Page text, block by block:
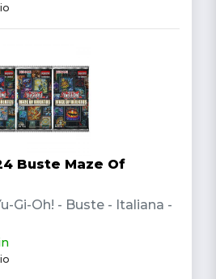
Buste Maze Of
Gi-Oh! - Buste - Italiana -